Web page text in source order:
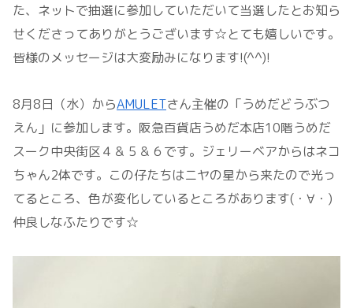
た、ネットで抽選に参加していただいて当選したとお知ら
せくださってありがとうございます☆とても嬉しいです。
皆様のメッセージは大変励みになります!(^^)!
8月8日（水）からAMULETさん主催の「うめだどうぶつ
えん」に参加します。阪急百貨店うめだ本店10階うめだ
スーク中央街区４＆５＆６です。ジェリーベアからはネコ
ちゃん2体です。この仔たちはニヤの星から来たので光っ
てるところ、色が変化しているところがあります(・∀・)
仲良しなふたりです☆